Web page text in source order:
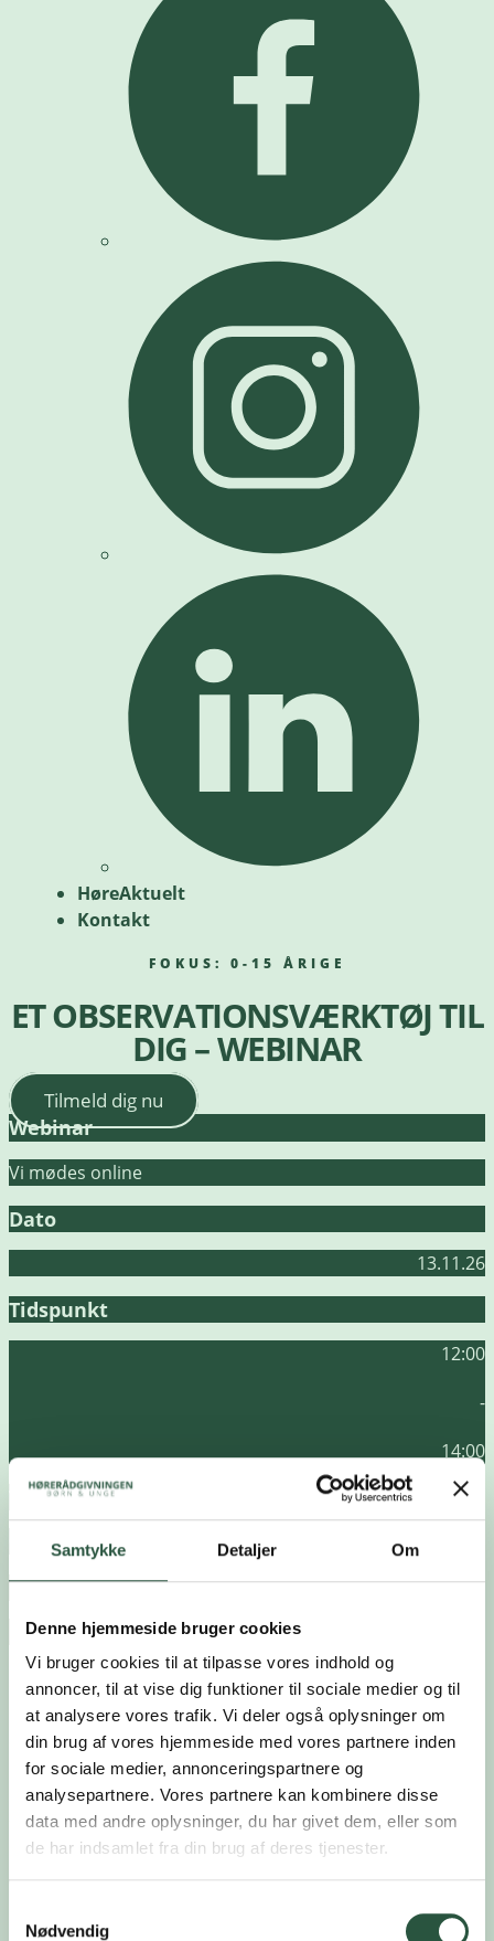
Samtykke Detaljer Om
Denne hjemmeside bruger cookies
Vi bruger cookies til at tilpasse vores indhold og
annoncer, til at vise dig funktioner til sociale medier og til
at analysere vores trafik. Vi deler også oplysninger om
din brug af vores hjemmeside med vores partnere inden
for sociale medier, annonceringspartnere og
analysepartnere. Vores partnere kan kombinere disse
data med andre oplysninger, du har givet dem, eller som
de har indsamlet fra din brug af deres tjenester.
Nødvendig
HøreAktuelt
Kontakt
FOKUS: 0-15 ÅRIGE
ET OBSERVATIONSVÆRKTØJ TIL
DIG – WEBINAR
Tilmeld dig nu
Webinar
Vi mødes online
Dato
13.11.26
Tidspunkt
12:00
-
14:00
Tilmeldingsfrist
02.11.26
Kurset er målrettet dig, som er
Logopæd
På dette kursus bliver du introduceret til et
observationsskema, som vi har udviklet ifm.
observationer af børn og unge med hørenedsættelse.
Skemaet kan bruges både til observationer i dagtilbud og
på skoler. Du vil på kurset få en teoretisk indflyvning til
det at bruge observationer som metode i det
audiologopædiske arbejde samt erfaringer fra praksis.
På kurset Et observationsværktøj til dig –
Webinar får du viden om:
akustik